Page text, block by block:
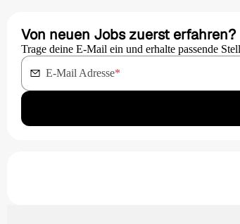
Von neuen Jobs zuerst erfahren?
Trage deine E-Mail ein und erhalte passende
E-Mail Adresse*